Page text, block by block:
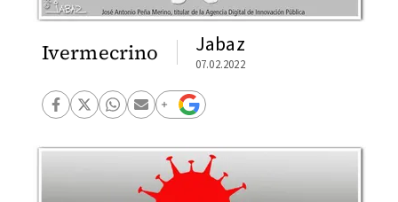
Ivermecrino Jabaz
07.02.2022